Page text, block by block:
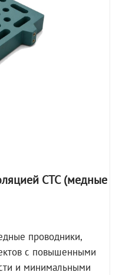
СТС (медные
проводники,
с повышенными
и минимальными